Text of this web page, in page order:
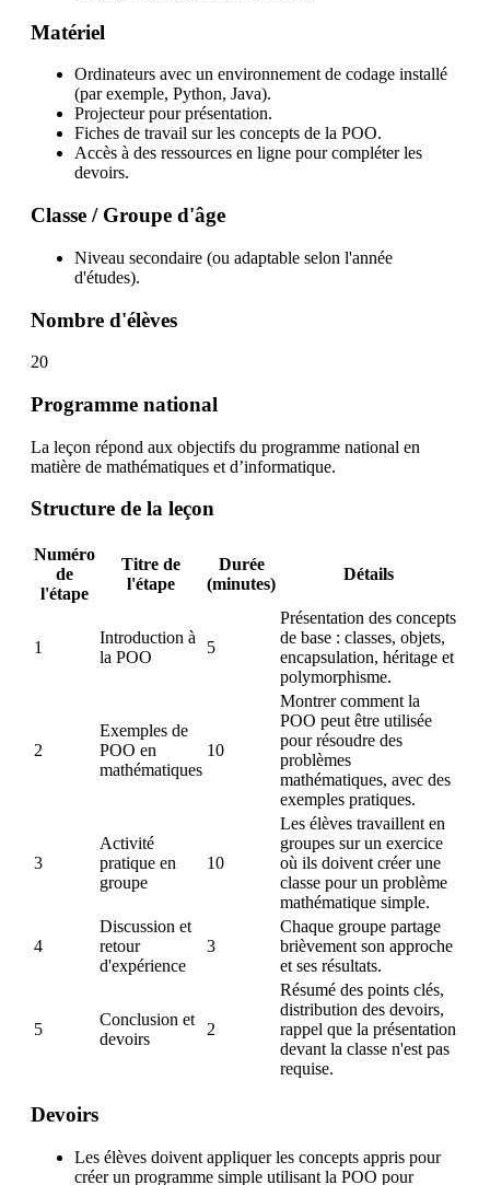
Matériel
Ordinateurs avec un environnement de codage installé
(par exemple, Python, Java).
Projecteur pour présentation.
Fiches de travail sur les concepts de la POO.
Accès à des ressources en ligne pour compléter les
devoirs.
Classe / Groupe d'âge
Niveau secondaire (ou adaptable selon l'année
d'études).
Nombre d'élèves
20
Programme national
La leçon répond aux objectifs du programme national en
matière de mathématiques et d’informatique.
Structure de la leçon
Numéro
de
l'étape
Titre de
l'étape
Durée
(minutes)
Détails
1
Introduction à
la POO
5
Présentation des concepts
de base : classes, objets,
encapsulation, héritage et
polymorphisme.
2
Exemples de
POO en
mathématiques
10
Montrer comment la
POO peut être utilisée
pour résoudre des
problèmes
mathématiques, avec des
exemples pratiques.
3
Activité
pratique en
groupe
10
Les élèves travaillent en
groupes sur un exercice
où ils doivent créer une
classe pour un problème
mathématique simple.
4
Discussion et
retour
d'expérience
3
Chaque groupe partage
brièvement son approche
et ses résultats.
5
Conclusion et
devoirs
2
Résumé des points clés,
distribution des devoirs,
rappel que la présentation
devant la classe n'est pas
requise.
Devoirs
Les élèves doivent appliquer les concepts appris pour
créer un programme simple utilisant la POO pour